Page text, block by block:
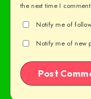
the next time I
Notify me of
Notify me of new